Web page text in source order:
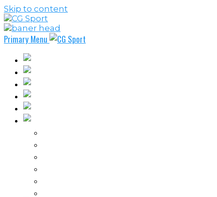
Skip to content
Primary Menu